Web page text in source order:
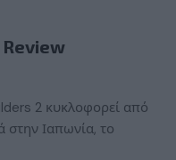
2 κυκλοφορεί από
στην Ιαπωνία, το